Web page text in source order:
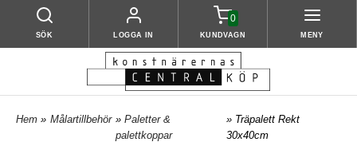
SÖK LOGGA IN
0
KUNDVAGN MENY
Hem » Målartillbehör » Paletter &
palettkoppar
» Träpalett Rekt
30x40cm